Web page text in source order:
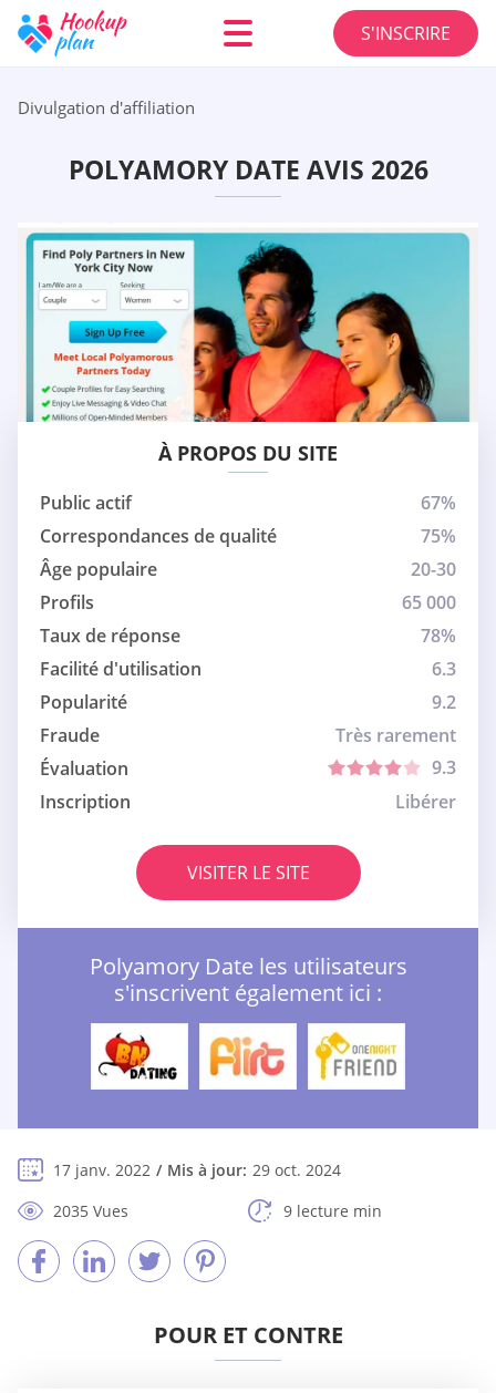
S'INSCRIRE
Divulgation d'affiliation
POLYAMORY DATE AVIS 2026
À PROPOS DU SITE
Public actif
67%
Correspondances de qualité
75%
Âge populaire
20-30
Profils
65 000
Taux de réponse
78%
Facilité d'utilisation
6.3
Popularité
9.2
Fraude
Très rarement
Évaluation
9.3
Inscription
Libérer
VISITER LE SITE
Polyamory Date les utilisateurs
s'inscrivent également ici :
17 janv. 2022 Mis à jour: 29 oct. 2024
2035 Vues
9 lecture min
POUR ET CONTRE